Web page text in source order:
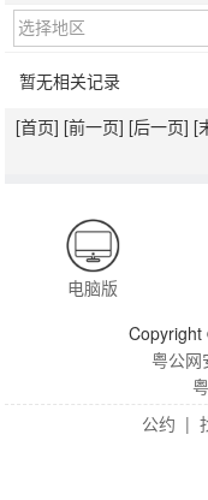
选择地区
暂无相关记录
[首页] [前一页] [后一页] [
电脑版
粤公网
公约 |